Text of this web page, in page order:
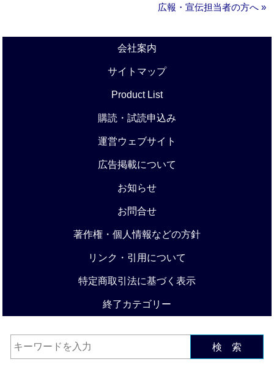
広報・宣伝担当者の方へ »
会社案内
サイトマップ
Product List
購読・試読申込み
運営ウェブサイト
広告掲載について
お知らせ
お問合せ
著作権・個人情報などの方針
リンク・引用について
特定商取引法に基づく表示
終了カテゴリー
検 索